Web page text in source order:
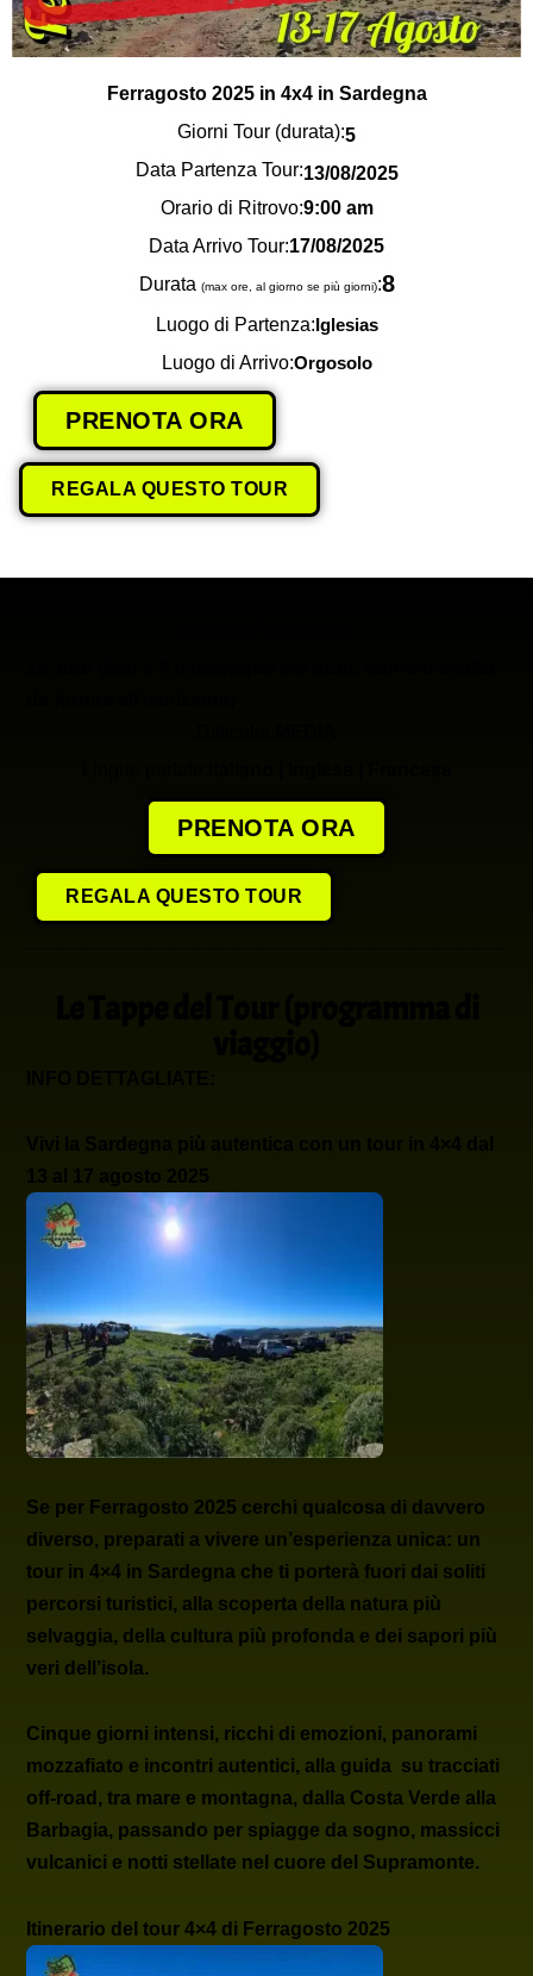
Ferragosto 2025 in 4x4 in Sardegna
Giorni Tour (durata):5
Data Partenza Tour:13/08/2025
Orario di Ritrovo:9:00 am
Data Arrivo Tour:17/08/2025
Durata (max ore, al giorno se più giorni):8
Luogo di Partenza:Iglesias
Luogo di Arrivo:Orgosolo
PRENOTA ORA
REGALA QUESTO TOUR
PRENOTA ORA
REGALA QUESTO TOUR
Se per Ferragosto 2025 cerchi qualcosa di davvero
diverso, preparati a vivere un’esperienza unica: un
tour in 4×4 in Sardegna che ti porterà fuori dai soliti
percorsi turistici, alla scoperta della natura più
selvaggia, della cultura più profonda e dei sapori più
veri dell’isola.
Cinque giorni intensi, ricchi di emozioni, panorami
mozzafiato e incontri autentici, alla guida su tracciati
off-road, tra mare e montagna, dalla Costa Verde alla
Barbagia, passando per spiagge da sogno, massicci
vulcanici e notti stellate nel cuore del Supramonte.
Itinerario del tour 4×4 di Ferragosto 2025